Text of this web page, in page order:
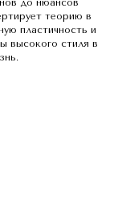
до нюансов
теорию в
пластичность и
высокого стиля в